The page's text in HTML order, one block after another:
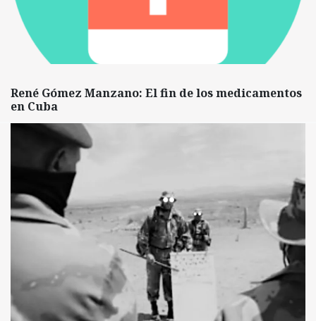
René Gómez Manzano: El fin de los medicamentos
en Cuba